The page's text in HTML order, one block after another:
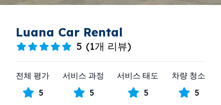
Luana Car Rental
5 (1개 리뷰)
전체 평가
5
서비스 과정
5
서비스 태도
5
차량 청소
5